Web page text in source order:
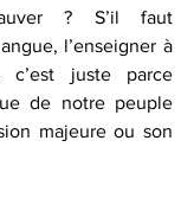
? S’il faut
l’enseigner à
c’est juste parce
de notre peuple
majeure ou son